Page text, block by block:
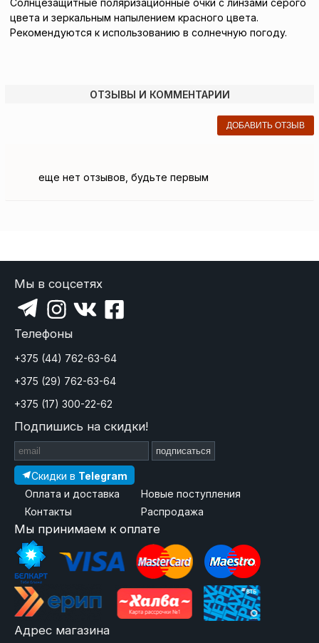
Солнцезащитные поляризационные очки с линзами серого
цвета и зеркальным напылением красного цвета.
Рекомендуются к использованию в солнечную погоду.
ОТЗЫВЫ И КОММЕНТАРИИ
ДОБАВИТЬ ОТЗЫВ
еще нет отзывов, будьте первым
Мы в соцсетях
Телефоны
+375 (44) 762-63-64
+375 (29) 762-63-64
+375 (17) 300-22-62
Подпишись на скидки!
подписаться
Скидки в Telegram
Оплата и доставка
Контакты
Новые поступления
Распродажа
Мы принимаем к оплате
Адрес магазина